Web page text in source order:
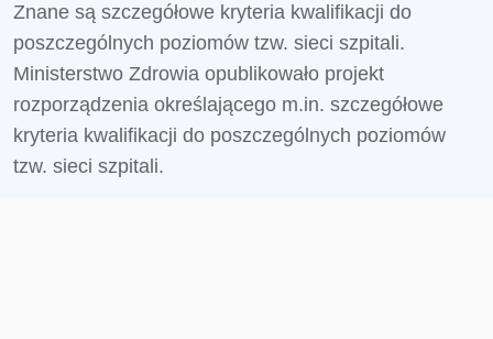
Znane są szczegółowe kryteria kwalifikacji do
poszczególnych poziomów tzw. sieci szpitali.
Ministerstwo Zdrowia opublikowało projekt
rozporządzenia określającego m.in. szczegółowe
kryteria kwalifikacji do poszczególnych poziomów
tzw. sieci szpitali.